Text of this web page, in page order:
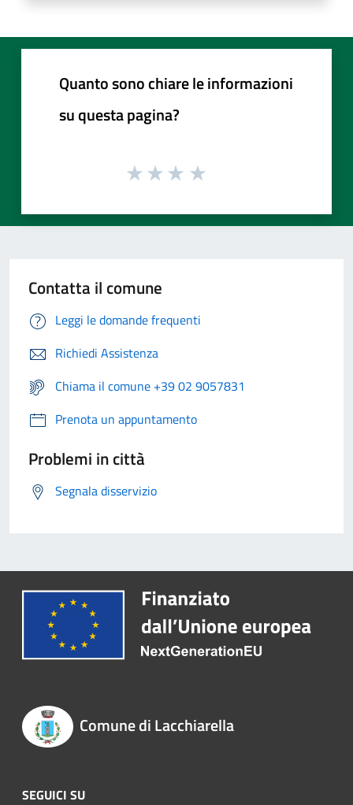
Quanto sono chiare le informazioni
su questa pagina?
Contatta il comune
Leggi le domande frequenti
Richiedi Assistenza
Chiama il comune +39 02 9057831
Prenota un appuntamento
Problemi in città
Segnala disservizio
Comune di Lacchiarella
SEGUICI SU